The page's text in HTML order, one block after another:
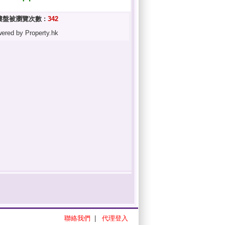
盤被瀏覽次數 : 342
by Property.hk
聯絡我們
代理登入